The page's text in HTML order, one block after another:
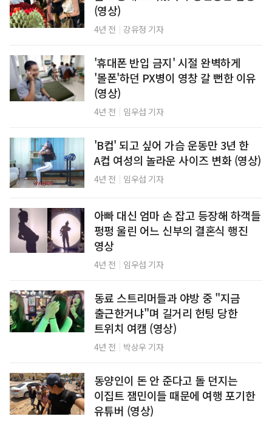
(영상)
4년 전 강유정 기자
'휴대폰 반입 금지' 시절 완벽하게
'몰폰'하던 PX병이 영창 갈 뻔한 이유
(영상)
4년 전 임우섭 기자
'B컵' 되고 싶어 가슴 운동만 3년 한
A컵 여성의 놀라운 사이즈 변화 (영상)
4년 전 임우섭 기자
아빠 대신 엄마 손 잡고 등장해 하객들
펑펑 울린 어느 신부의 결혼식 행진
영상
4년 전 임우섭 기자
동료 스트리머들과 야방 중 "지금
출근한거냐"며 길거리 헌팅 당한
트위치 여캠 (영상)
4년 전 박상우 기자
동양인이 돈 안 준다고 돌 던지는
이집트 잼민이들 때문에 여행 포기한
유튜버 (영상)